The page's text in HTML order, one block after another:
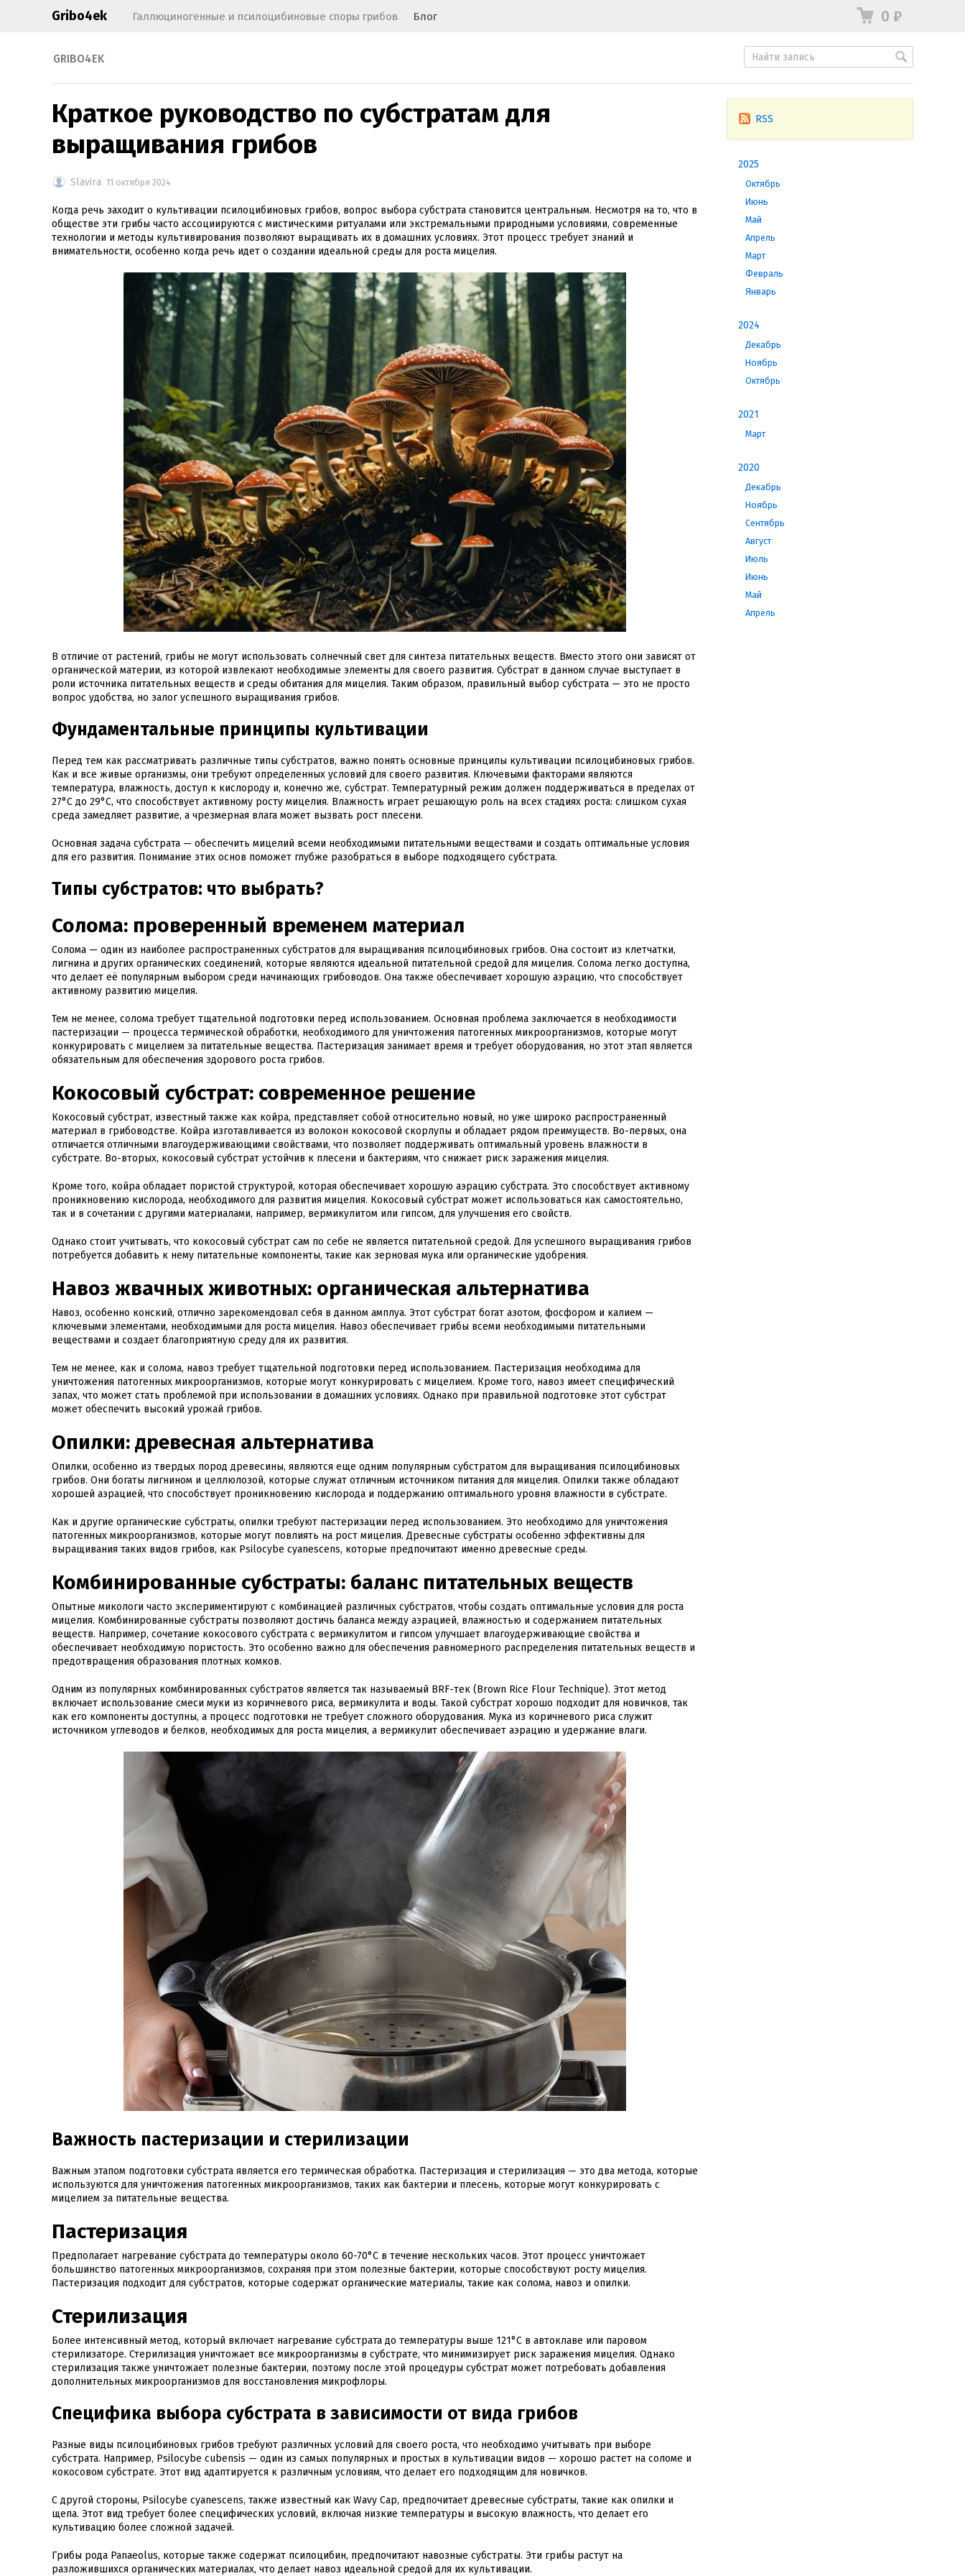
Gribo4ek Галлюциногенные и псилоцибиновые споры грибов Блог 0 ₽
GRIBO4EK
RSS
2025
Октябрь
Июнь
Май
Апрель
Март
Февраль
Январь
2024
Декабрь
Ноябрь
Октябрь
2021
Март
2020
Декабрь
Ноябрь
Сентябрь
Август
Июль
Июнь
Май
Апрель
Краткое руководство по субстратам для
выращивания грибов
Slavira 11 октября 2024
Когда речь заходит о культивации псилоцибиновых грибов, вопрос выбора субстрата становится центральным. Несмотря на то, что в
обществе эти грибы часто ассоциируются с мистическими ритуалами или экстремальными природными условиями, современные
технологии и методы культивирования позволяют выращивать их в домашних условиях. Этот процесс требует знаний и
внимательности, особенно когда речь идет о создании идеальной среды для роста мицелия.
В отличие от растений, грибы не могут использовать солнечный свет для синтеза питательных веществ. Вместо этого они зависят от
органической материи, из которой извлекают необходимые элементы для своего развития. Субстрат в данном случае выступает в
роли источника питательных веществ и среды обитания для мицелия. Таким образом, правильный выбор субстрата — это не просто
вопрос удобства, но залог успешного выращивания грибов.
Фундаментальные принципы культивации
Перед тем как рассматривать различные типы субстратов, важно понять основные принципы культивации псилоцибиновых грибов.
Как и все живые организмы, они требуют определенных условий для своего развития. Ключевыми факторами являются
температура, влажность, доступ к кислороду и, конечно же, субстрат. Температурный режим должен поддерживаться в пределах от
27°C до 29°C, что способствует активному росту мицелия. Влажность играет решающую роль на всех стадиях роста: слишком сухая
среда замедляет развитие, а чрезмерная влага может вызвать рост плесени.
Основная задача субстрата — обеспечить мицелий всеми необходимыми питательными веществами и создать оптимальные условия
для его развития. Понимание этих основ поможет глубже разобраться в выборе подходящего субстрата.
Типы субстратов: что выбрать?
Солома: проверенный временем материал
Солома — один из наиболее распространенных субстратов для выращивания псилоцибиновых грибов. Она состоит из клетчатки,
лигнина и других органических соединений, которые являются идеальной питательной средой для мицелия. Солома легко доступна,
что делает её популярным выбором среди начинающих грибоводов. Она также обеспечивает хорошую аэрацию, что способствует
активному развитию мицелия.
Тем не менее, солома требует тщательной подготовки перед использованием. Основная проблема заключается в необходимости
пастеризации — процесса термической обработки, необходимого для уничтожения патогенных микроорганизмов, которые могут
конкурировать с мицелием за питательные вещества. Пастеризация занимает время и требует оборудования, но этот этап является
обязательным для обеспечения здорового роста грибов.
Кокосовый субстрат: современное решение
Кокосовый субстрат, известный также как койра, представляет собой относительно новый, но уже широко распространенный
материал в грибоводстве. Койра изготавливается из волокон кокосовой скорлупы и обладает рядом преимуществ. Во-первых, она
отличается отличными влагоудерживающими свойствами, что позволяет поддерживать оптимальный уровень влажности в
субстрате. Во-вторых, кокосовый субстрат устойчив к плесени и бактериям, что снижает риск заражения мицелия.
Кроме того, койра обладает пористой структурой, которая обеспечивает хорошую аэрацию субстрата. Это способствует активному
проникновению кислорода, необходимого для развития мицелия. Кокосовый субстрат может использоваться как самостоятельно,
так и в сочетании с другими материалами, например, вермикулитом или гипсом, для улучшения его свойств.
Однако стоит учитывать, что кокосовый субстрат сам по себе не является питательной средой. Для успешного выращивания грибов
потребуется добавить к нему питательные компоненты, такие как зерновая мука или органические удобрения.
Навоз жвачных животных: органическая альтернатива
Навоз, особенно конский, отлично зарекомендовал себя в данном амплуа. Этот субстрат богат азотом, фосфором и калием —
ключевыми элементами, необходимыми для роста мицелия. Навоз обеспечивает грибы всеми необходимыми питательными
веществами и создает благоприятную среду для их развития.
Тем не менее, как и солома, навоз требует тщательной подготовки перед использованием. Пастеризация необходима для
уничтожения патогенных микроорганизмов, которые могут конкурировать с мицелием. Кроме того, навоз имеет специфический
запах, что может стать проблемой при использовании в домашних условиях. Однако при правильной подготовке этот субстрат
может обеспечить высокий урожай грибов.
Опилки: древесная альтернатива
Опилки, особенно из твердых пород древесины, являются еще одним популярным субстратом для выращивания псилоцибиновых
грибов. Они богаты лигнином и целлюлозой, которые служат отличным источником питания для мицелия. Опилки также обладают
хорошей аэрацией, что способствует проникновению кислорода и поддержанию оптимального уровня влажности в субстрате.
Как и другие органические субстраты, опилки требуют пастеризации перед использованием. Это необходимо для уничтожения
патогенных микроорганизмов, которые могут повлиять на рост мицелия. Древесные субстраты особенно эффективны для
выращивания таких видов грибов, как Psilocybe cyanescens, которые предпочитают именно древесные среды.
Комбинированные субстраты: баланс питательных веществ
Опытные микологи часто экспериментируют с комбинацией различных субстратов, чтобы создать оптимальные условия для роста
мицелия. Комбинированные субстраты позволяют достичь баланса между аэрацией, влажностью и содержанием питательных
веществ. Например, сочетание кокосового субстрата с вермикулитом и гипсом улучшает влагоудерживающие свойства и
обеспечивает необходимую пористость. Это особенно важно для обеспечения равномерного распределения питательных веществ и
предотвращения образования плотных комков.
Одним из популярных комбинированных субстратов является так называемый BRF-тек (Brown Rice Flour Technique). Этот метод
включает использование смеси муки из коричневого риса, вермикулита и воды. Такой субстрат хорошо подходит для новичков, так
как его компоненты доступны, а процесс подготовки не требует сложного оборудования. Мука из коричневого риса служит
источником углеводов и белков, необходимых для роста мицелия, а вермикулит обеспечивает аэрацию и удержание влаги.
Важность пастеризации и стерилизации
Важным этапом подготовки субстрата является его термическая обработка. Пастеризация и стерилизация — это два метода, которые
используются для уничтожения патогенных микроорганизмов, таких как бактерии и плесень, которые могут конкурировать с
мицелием за питательные вещества.
Пастеризация
Предполагает нагревание субстрата до температуры около 60-70°C в течение нескольких часов. Этот процесс уничтожает
большинство патогенных микроорганизмов, сохраняя при этом полезные бактерии, которые способствуют росту мицелия.
Пастеризация подходит для субстратов, которые содержат органические материалы, такие как солома, навоз и опилки.
Стерилизация
Более интенсивный метод, который включает нагревание субстрата до температуры выше 121°C в автоклаве или паровом
стерилизаторе. Стерилизация уничтожает все микроорганизмы в субстрате, что минимизирует риск заражения мицелия. Однако
стерилизация также уничтожает полезные бактерии, поэтому после этой процедуры субстрат может потребовать добавления
дополнительных микроорганизмов для восстановления микрофлоры.
Специфика выбора субстрата в зависимости от вида грибов
Разные виды псилоцибиновых грибов требуют различных условий для своего роста, что необходимо учитывать при выборе
субстрата. Например, Psilocybe cubensis — один из самых популярных и простых в культивации видов — хорошо растет на соломе и
кокосовом субстрате. Этот вид адаптируется к различным условиям, что делает его подходящим для новичков.
С другой стороны, Psilocybe cyanescens, также известный как Wavy Cap, предпочитает древесные субстраты, такие как опилки и
щепа. Этот вид требует более специфических условий, включая низкие температуры и высокую влажность, что делает его
культивацию более сложной задачей.
Грибы рода Panaeolus, которые также содержат псилоцибин, предпочитают навозные субстраты. Эти грибы растут на
разложившихся органических материалах, что делает навоз идеальной средой для их культивации.